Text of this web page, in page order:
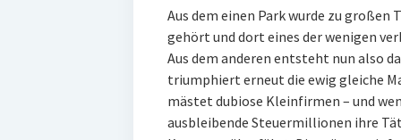
Aus dem einen Park wurde zu großen
gehört und dort eines der wenigen
Aus dem anderen entsteht nun also
triumphiert erneut die ewig gleiche
mästet dubiose Kleinfirmen – und
ausbleibende Steuermillionen ihre